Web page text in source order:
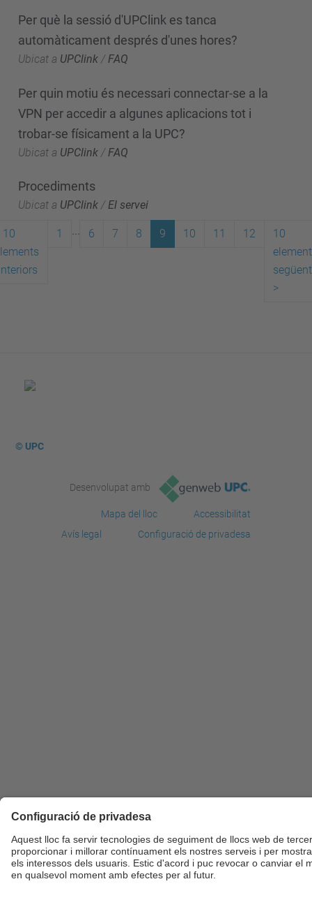
Per què la sessió d'UPClink es tanca
automàticament després d'unes hores?
Ubicat a UPClink /FAQ
Per quin motiu és necessari connectar-se a la
VPN per accedir a algunes aplicacions tot i
trobar-se físicament a la UPC?
Ubicat a UPClink / FAQ
Procediments
Ubicat a UPClink /El servei
10
1 6 7 8 9 10 11 12
10
>
© UPC
Desenvolupat amb
Mapa del lloc
Accessibilitat
Avís legal
Configuració de privadesa